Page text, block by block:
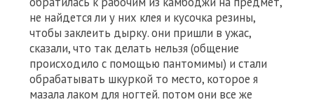
не найдется ли у них клея и кусочка резины,
чтобы заклеить дырку. они пришли в ужас,
сказали, что так делать нельзя (общение
происходило с помощью пантомимы) и стали
обрабатывать шкуркой то место, которое я
мазала лаком для ногтей. потом они все же